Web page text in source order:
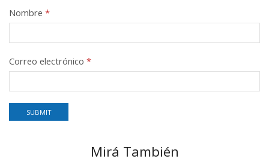
Nombre *
Correo electrónico *
Mirá También